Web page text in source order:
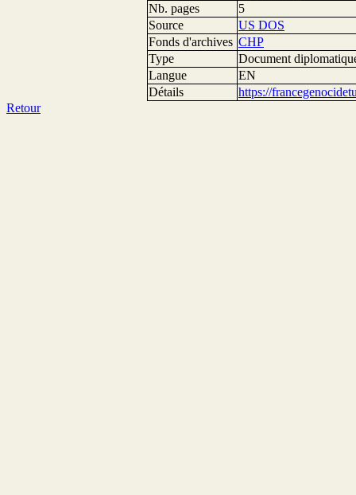
Nb. pages
5
Source
US DOS
Fonds d'archives CHP
Type
Document
Langue
EN
Détails
https://
Retour